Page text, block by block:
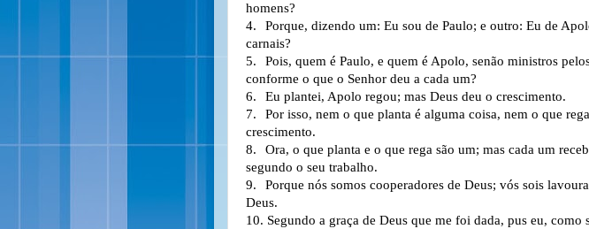
homens?
4.
Porque, dizendo um: Eu sou de Paulo; e outro: Eu de
carnais?
5.
Pois, quem é Paulo, e quem é Apolo, senão ministros
conforme o que o Senhor deu a cada um?
6.
Eu plantei, Apolo regou; mas Deus deu o crescimento.
7.
Por isso, nem o que planta é alguma coisa, nem o que
crescimento.
8.
Ora, o que planta e o que rega são um; mas cada um
segundo o seu trabalho.
9.
Porque nós somos cooperadores de Deus; vós sois
Deus.
10. Segundo a graça de Deus que me foi dada, pus eu, como